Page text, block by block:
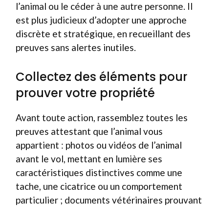
l’animal ou le céder à une autre personne. Il
est plus judicieux d’adopter une approche
discrète et stratégique, en recueillant des
preuves sans alertes inutiles.
Collectez des éléments pour
prouver votre propriété
Avant toute action, rassemblez toutes les
preuves attestant que l’animal vous
appartient : photos ou vidéos de l’animal
avant le vol, mettant en lumière ses
caractéristiques distinctives comme une
tache, une cicatrice ou un comportement
particulier ; documents vétérinaires prouvant